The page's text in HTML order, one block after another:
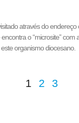
através do endereço
o “microsite” com
organismo diocesano.
1 2 3